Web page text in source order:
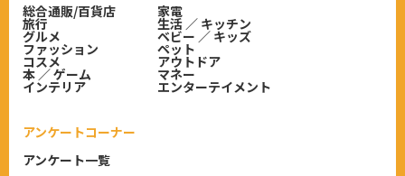
アンケートコーナー
アンケート一覧
総合通販/百貨店
旅行
グルメ
ファッション
コスメ
本 ／ ゲーム
インテリア
家電
生活 ／ キッチン
ベビー ／ キッズ
ペット
アウトドア
マネー
エンターテイメント